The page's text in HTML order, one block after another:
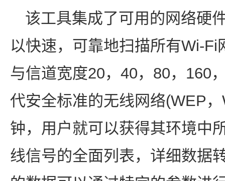
该工具集成了可用的网络硬
以快速，可靠地扫描所有Wi-
与信道宽度20，40，80，160
代安全标准的无线网络(WEP
钟，用户就可以获得其环境中
线信号的全面列表，详细数据